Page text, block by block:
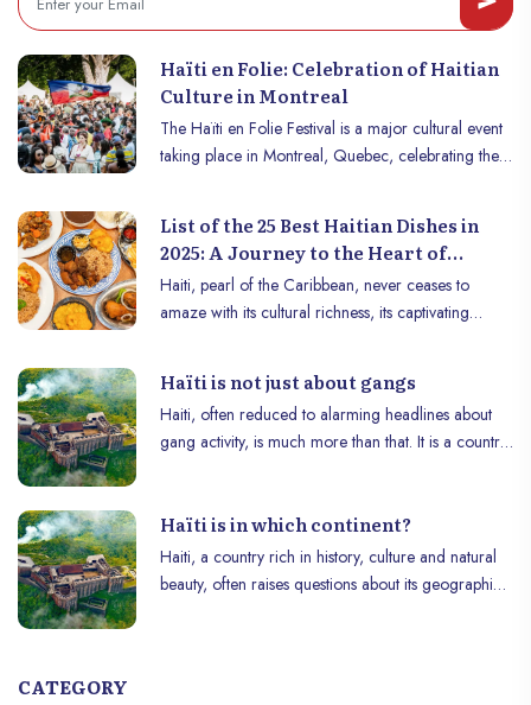
Haïti en Folie: Celebration of Haitian
Culture in Montreal
The Haïti en Folie Festival is a major cultural event
taking place in Montreal, Quebec, celebrating the
28.
List of the 25 Best Haitian Dishes in
2025: A Journey to the Heart of
Haitian Cuisine
Haiti, pearl of the Caribbean, never ceases to
amaze with its cultural richness, its captivating
from generation to generation, where exotic
flavors and culinary traditions blend to create an
unforgettable experience. Here is a selection of the
Haïti is not just about gangs
Haiti, often reduced to alarming headlines about
gang activity, is much more than that. It is a country
challenges, there is so much to admire and
celebrate in this Caribbean nation.
Haïti is in which continent?
Haiti, a country rich in history, culture and natural
beauty, often raises questions about its geographical
CATEGORY